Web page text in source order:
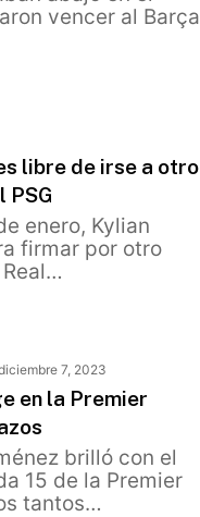
vencer al Barça
libre de irse a otro
PSG
enero, Kylian
firmar por otro
7, 2023
en la Premier
brilló con el
15 de la Premier
tantos…